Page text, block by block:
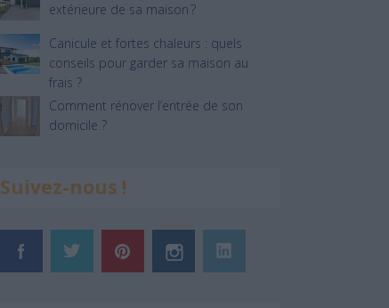
extérieure de sa maison ?
Canicule et fortes chaleurs : quels
conseils pour garder sa maison au
frais ?
Comment rénover l’entrée de son
domicile ?
Suivez-nous !